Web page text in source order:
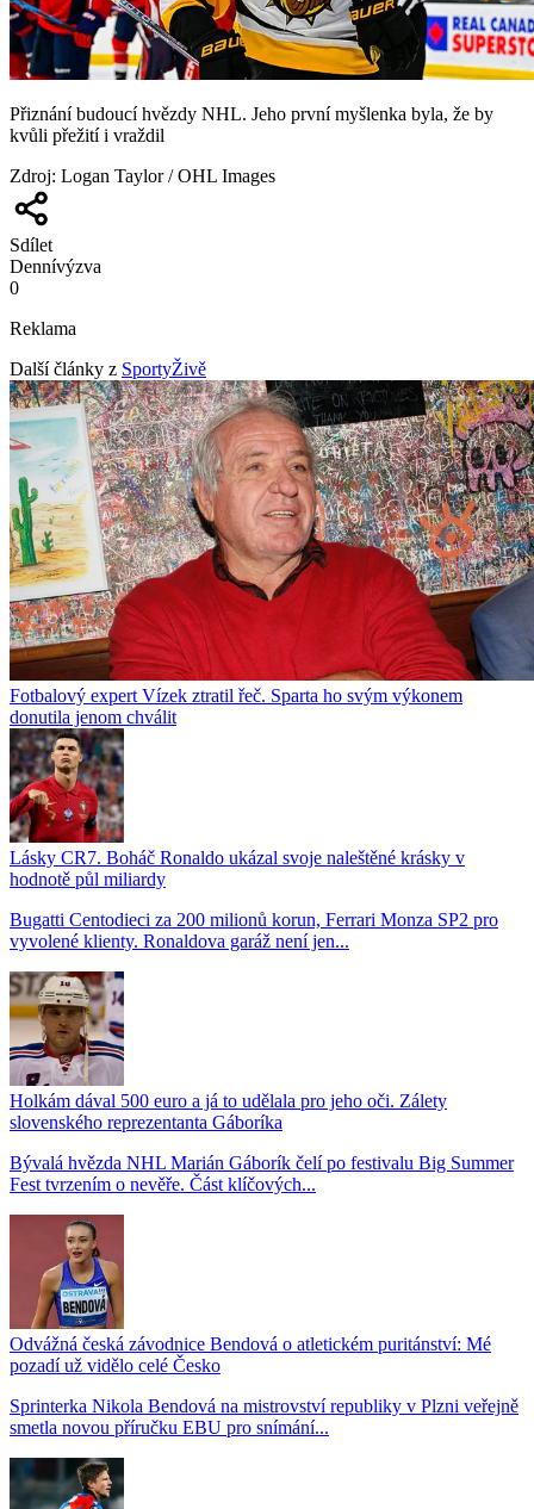
Přiznání budoucí hvězdy NHL. Jeho první myšlenka byla, že by
kvůli přežití i vraždil
Zdroj: Logan Taylor / OHL Images
Sdílet
Dennívýzva
0
Reklama
Další články z SportyŽivě
Fotbalový expert Vízek ztratil řeč. Sparta ho svým výkonem
donutila jenom chválit
Lásky CR7. Boháč Ronaldo ukázal svoje naleštěné krásky v
hodnotě půl miliardy
Bugatti Centodieci za 200 milionů korun, Ferrari Monza SP2 pro
vyvolené klienty. Ronaldova garáž není jen...
Holkám dával 500 euro a já to udělala pro jeho oči. Zálety
slovenského reprezentanta Gáboríka
Bývalá hvězda NHL Marián Gáborík čelí po festivalu Big Summer
Fest tvrzením o nevěře. Část klíčových...
Odvážná česká závodnice Bendová o atletickém puritánství: Mé
pozadí už vidělo celé Česko
Sprinterka Nikola Bendová na mistrovství republiky v Plzni veřejně
smetla novou příručku EBU pro snímání...